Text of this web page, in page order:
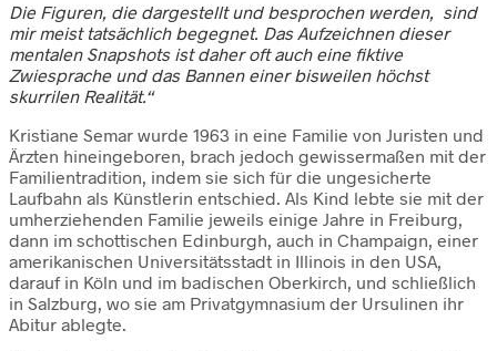
Die Figuren, die dargestellt und besprochen werden, sind
mir meist tatsächlich begegnet. Das Aufzeichnen dieser
mentalen Snapshots ist daher oft auch eine fiktive
Zwiesprache und das Bannen einer bisweilen höchst
skurrilen Realität.“
Kristiane Semar wurde 1963 in eine Familie von Juristen und
Ärzten hineingeboren, brach jedoch gewissermaßen mit der
Familientradition, indem sie sich für die ungesicherte
Laufbahn als Künstlerin entschied. Als Kind lebte sie mit der
umherziehenden Familie jeweils einige Jahre in Freiburg,
dann im schottischen Edinburgh, auch in Champaign, einer
amerikanischen Universitätsstadt in Illinois in den USA,
darauf in Köln und im badischen Oberkirch, und schließlich
in Salzburg, wo sie am Privatgymnasium der Ursulinen ihr
Abitur ablegte.